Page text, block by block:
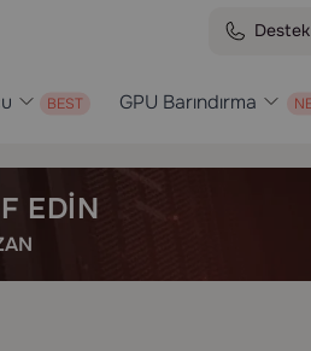
Destek
GPU Barındırma
EDIN